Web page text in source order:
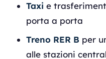
Taxi e
porta a porta
Treno RER B per
alle stazioni